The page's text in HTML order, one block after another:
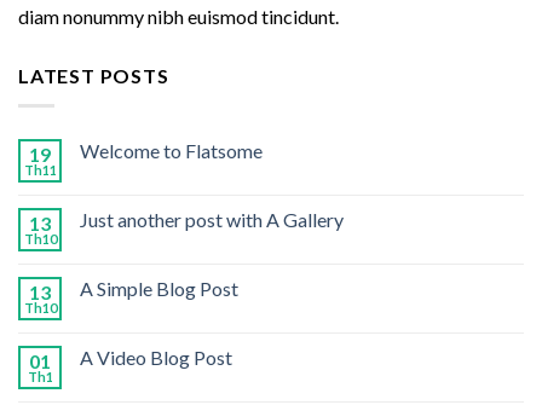
diam nonummy nibh euismod tincidunt.
LATEST POSTS
19
Th11
Welcome to Flatsome
13
Th10
Just another post with A Gallery
13
Th10
A Simple Blog Post
01
Th1
A Video Blog Post